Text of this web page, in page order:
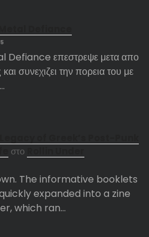
Defiance επεστρεψε μετα απο
συνεχιζει την πορεια του με
στο
The informative booklets
expanded into a zine
which ran…